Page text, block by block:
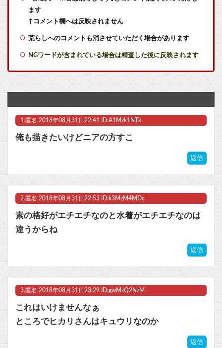
【ヤニねこ】薬物中毒のヤクねこの末路が心配でならない・・・
【お誕生日】逢田さん（34）の奇行・奇言で打線組んだ・・・他
マスク 十兆円を失う‥投資家「アメリカ党？バカかコイツw」
ビットコイン再び1600万円へ。ドル円は147円に
Powered by livedoor 相互RSS
ます
↑コメント欄へは反映されません
荒らしへのコメントも消させていただく場合があります
NGワードが含まれている場合は精査した後に反映されます
1. 匿名 2018年08月31日22:41 ID:A1Mzk1NTk
俺も描きたいけどニアの方すこ
返信
2. 匿名 2018年08月31日22:53 ID:k3MzM4MDc
素の格好がエチエチなのと水着がエチエチなのは
違うからね
返信
3. 匿名 2018年08月31日23:29 ID:gwMzQ2NzM
これはいけませんなぁ
ところでヒカリさんはキュウリなのか
返信